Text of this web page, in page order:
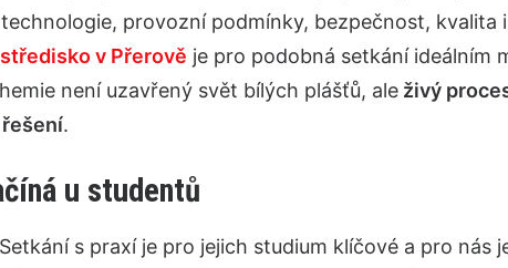
provozní podmínky, bezpečnost, kvalita
v Přerově je pro podobná setkání ideálním
není uzavřený svět bílých plášťů, ale živý
.
u studentů
s praxí je pro jejich studium klíčové a pro nás